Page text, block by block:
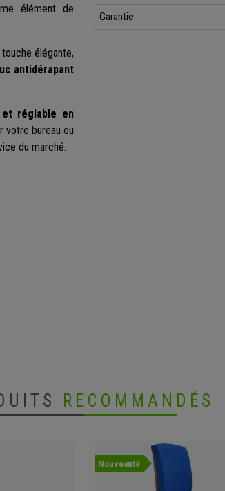
élément de
élégante,
antidérapant
réglable en
votre bureau ou
du marché.
Garantie
RECOMMANDÉS
Nouveauté